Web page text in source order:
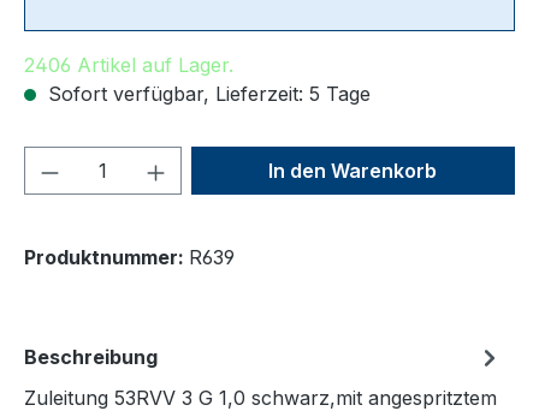
2406 Artikel auf Lager.
Sofort verfügbar, Lieferzeit: 5 Tage
Produkt Anzahl: Gib denIn den Warenkorb
Produktnummer: R639
Beschreibung
Zuleitung 53RVV 3 G 1,0 schwarz,mit angespritztem